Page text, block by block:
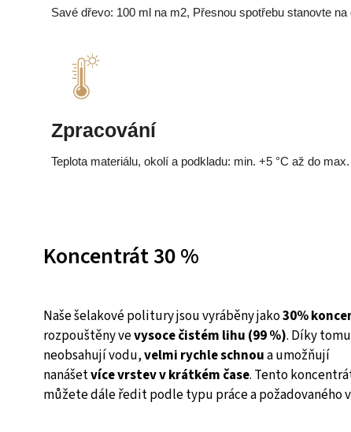
Savé dřevo: 100 ml na m2, Přesnou spotřebu stanovte
Zpracování
Teplota materiálu, okolí a podkladu: min. +5 °C až do max.
Koncentrát 30 %
Naše šelakové politury jsou vyráběny jako30%
rozpouštěny vevysoce čistém lihu (99 %). Díky tomu
neobsahují vodu,velmi rychle schnoua umožňují
nanášetvíce vrstev v krátkém čase. Tento
můžete dále ředit podle typu práce a požadovaného